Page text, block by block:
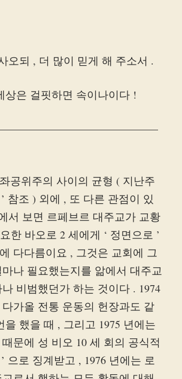
오되 , 더 많이 믿게 해 주소서 .
상은 걸핏하면 속이나이다 !
공위주의 사이의 균형 ( 지난주
참조 ) 외에 , 또 다른 관점이 있
서 보면 르페브르 대주교가 교황
한 바오로 2 세에게 ‘ 정면으로 ’
다다름이요 , 그것은 교회에 그
나 필요했는지를 앎에서 대주교
비범했던가 하는 것이다 . 1974
가올 전통 운동의 헌장과도 같
을 했을 때 , 그리고 1975 년에는
문에 성 비오 10 세 회의 공식적
으로 징계받고 , 1976 년에는 로